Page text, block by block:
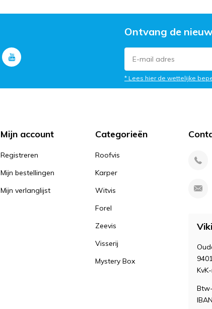
Ontvang de
* Lees hier de wettelijke
Mijn account
Registreren
Mijn bestellingen
Mijn verlanglijst
Categorieën
Roofvis
Karper
Witvis
Forel
Zeevis
Visserij
Mystery Box